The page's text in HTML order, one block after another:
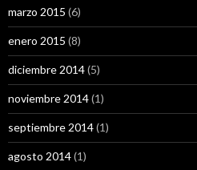
marzo 2015 (6)
enero 2015 (8)
diciembre 2014(5)
noviembre 2014(1)
septiembre 2014(1)
agosto 2014(1)